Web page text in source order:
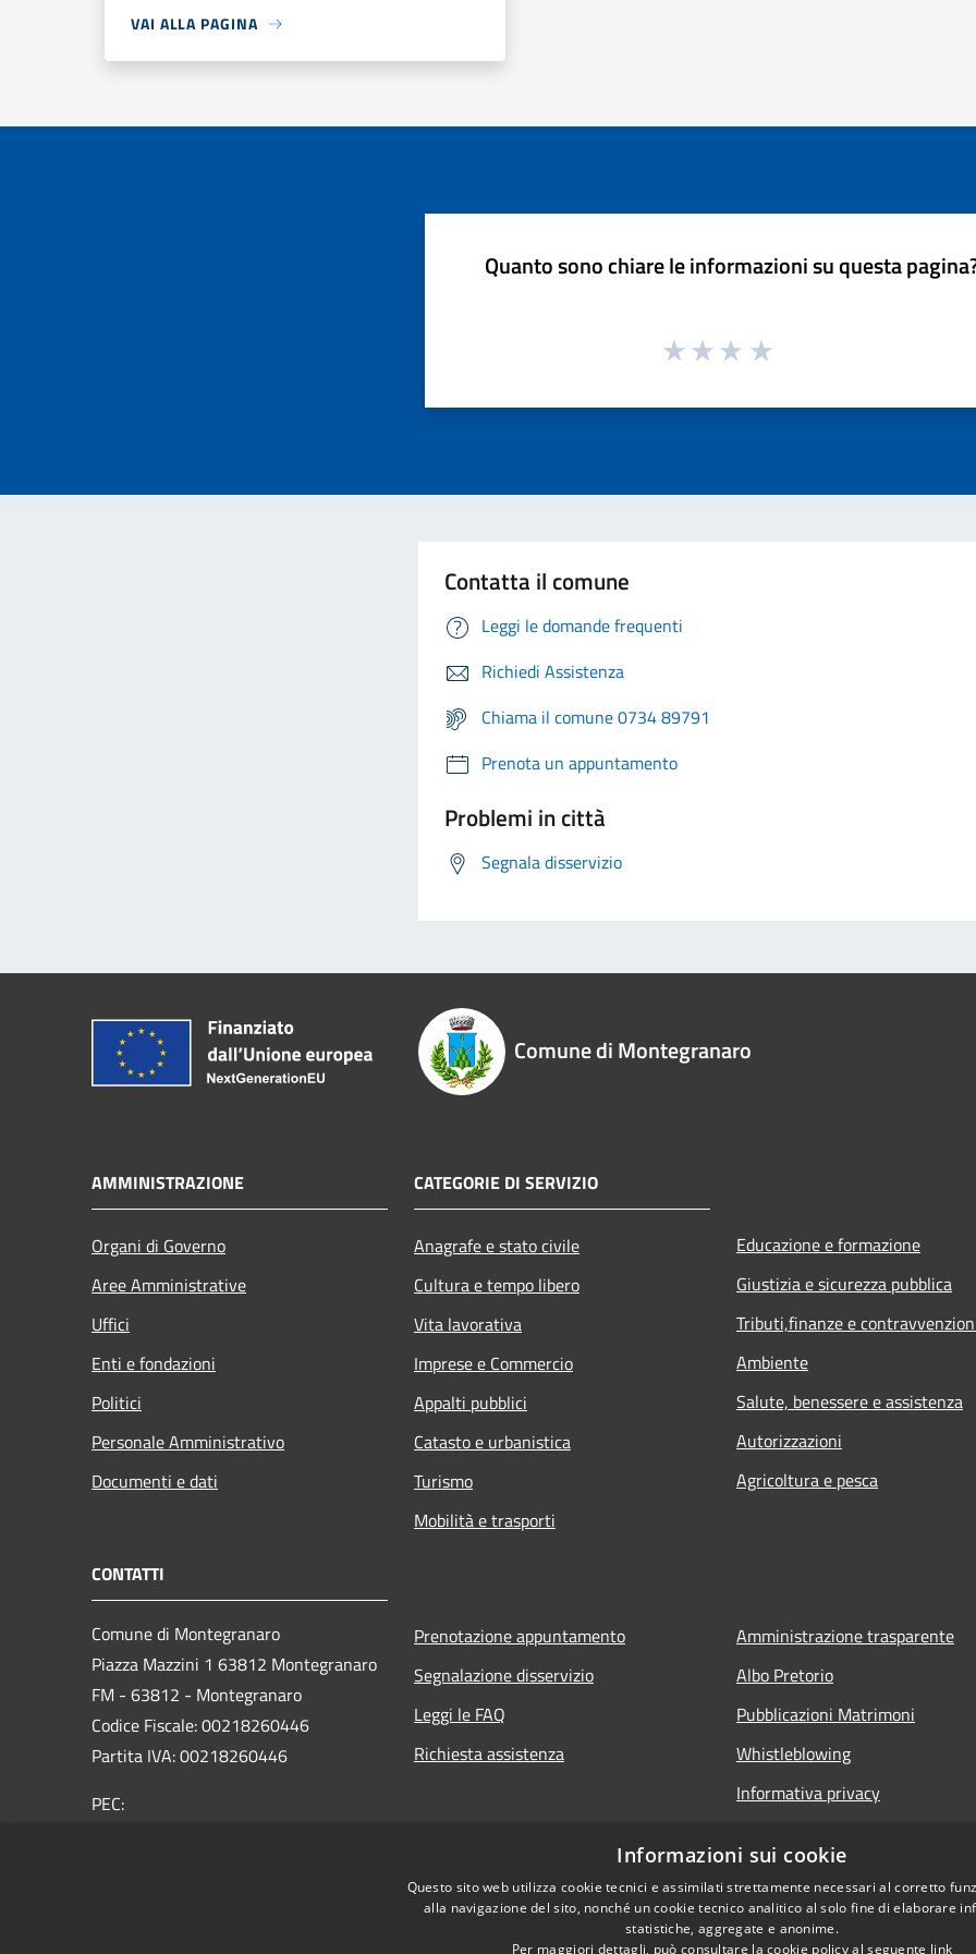
VAI ALLA PAGINA
Quanto sono chiare le informazioni su questa
Contatta il comune
Leggi le domande frequenti
Richiedi Assistenza
Chiama il comune 0734 89791
Prenota un appuntamento
Problemi in città
Segnala disservizio
Comune di Montegranaro
AMMINISTRAZIONE
Organi di Governo
Aree Amministrative
Uffici
Enti e fondazioni
Politici
Personale Amministrativo
Documenti e dati
CATEGORIE DI SERVIZIO
Anagrafe e stato civile
Cultura e tempo libero
Vita lavorativa
Imprese e Commercio
Appalti pubblici
Catasto e urbanistica
Turismo
Mobilità e trasporti
Educazione e formazione
Giustizia e sicurezza pubblica
Tributi,finanze e
Ambiente
Salute, benessere e assistenza
Autorizzazioni
Agricoltura e pesca
CONTATTI
Comune di Montegranaro
Piazza Mazzini 1 63812 Montegranaro
FM - 63812 - Montegranaro
Codice Fiscale: 00218260446
Partita IVA: 00218260446
PEC:
Prenotazione appuntamento
Segnalazione disservizio
Leggi le FAQ
Richiesta assistenza
Amministrazione trasparente
Albo Pretorio
Pubblicazioni Matrimoni
Whistleblowing
Informativa privacy
Dichiarazione di accessibilità
Informazioni sui cookie
Questo sito web utilizza cookie tecnici e assimilati strettamente necessari al corretto
alla navigazione del sito, nonché un cookie tecnico analitico al solo fine di elaborare
statistiche, aggregate e anonime.
Per maggiori dettagli, può consultare la cookie policy al seguente link